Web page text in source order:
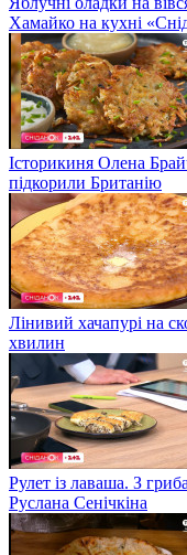
Хамайко на кухні
Історикиня Олена
підкорили Британію
Лінивий хачапурі на
хвилин
Рулет із лаваша. З
Руслана Сенічкіна